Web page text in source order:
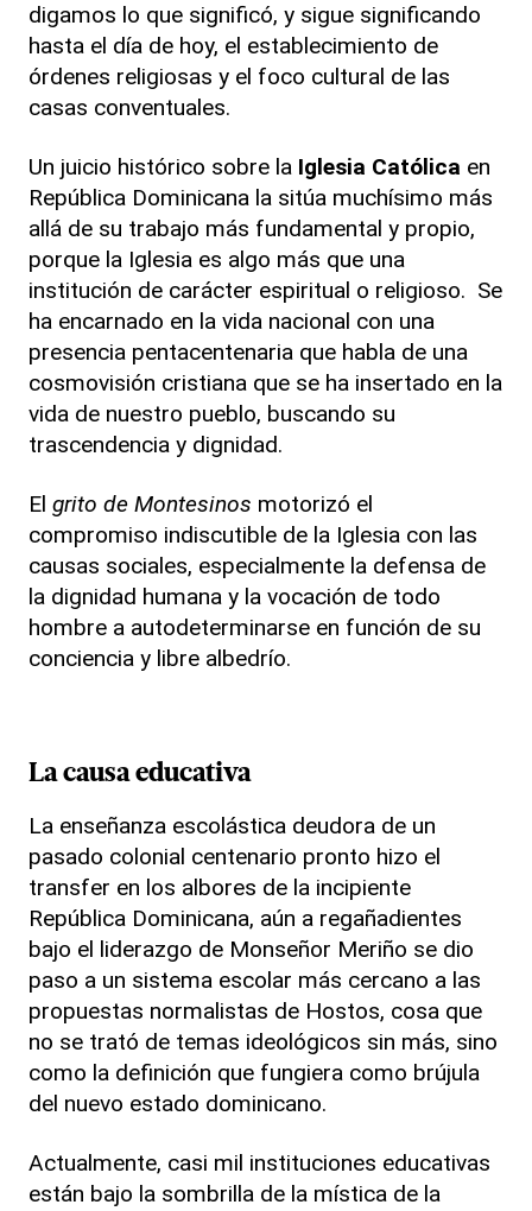
digamos lo que significó, y sigue significando
hasta el día de hoy, el establecimiento de
órdenes religiosas y el foco cultural de las
casas conventuales.
Un juicio histórico sobre la Iglesia Católica en
República Dominicana la sitúa muchísimo más
allá de su trabajo más fundamental y propio,
porque la Iglesia es algo más que una
institución de carácter espiritual o religioso. Se
ha encarnado en la vida nacional con una
presencia pentacentenaria que habla de una
cosmovisión cristiana que se ha insertado en la
vida de nuestro pueblo, buscando su
trascendencia y dignidad.
El grito de Montesinos motorizó el
compromiso indiscutible de la Iglesia con las
causas sociales, especialmente la defensa de
la dignidad humana y la vocación de todo
hombre a autodeterminarse en función de su
conciencia y libre albedrío.
La causa educativa
La enseñanza escolástica deudora de un
pasado colonial centenario pronto hizo el
transfer en los albores de la incipiente
República Dominicana, aún a regañadientes
bajo el liderazgo de Monseñor Meriño se dio
paso a un sistema escolar más cercano a las
propuestas normalistas de Hostos, cosa que
no se trató de temas ideológicos sin más, sino
como la definición que fungiera como brújula
del nuevo estado dominicano.
Actualmente, casi mil instituciones educativas
están bajo la sombrilla de la mística de la